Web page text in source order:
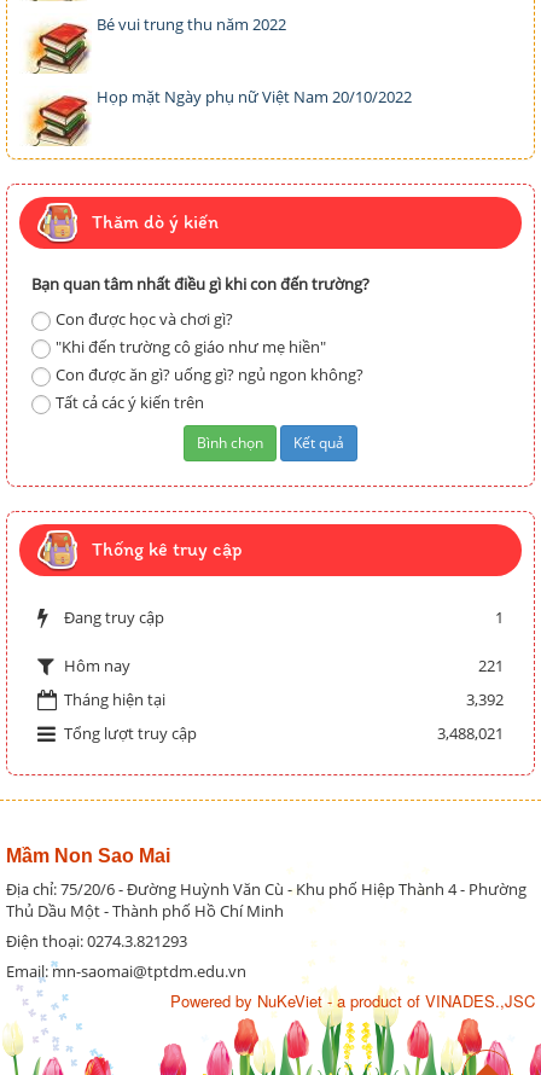
Bé vui trung thu năm 2022
Họp mặt Ngày phụ nữ Việt Nam 20/10/2022
Thăm dò ý kiến
Bạn quan tâm nhất điều gì khi con đến trường?
Con được học và chơi gì?
"Khi đến trường cô giáo như mẹ hiền"
Con được ăn gì? uống gì? ngủ ngon không?
Tất cả các ý kiến trên
Thống kê truy cập
Đang truy cập 1
Hôm nay
221
Tháng hiện tại
3,392
Tổng lượt truy cập
3,488,021
Mầm Non Sao Mai
Địa chỉ: 75/20/6 - Đường Huỳnh Văn Cù - Khu phố Hiệp Thành 4 - Phường
Thủ Dầu Một - Thành phố Hồ Chí Minh
Điện thoại: 0274.3.821293
Email: mn-saomai@tptdm.edu.vn
Powered by NuKeViet- a product of VINADES.,JSC